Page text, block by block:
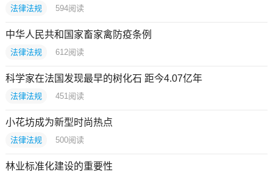
法律法规 594阅读
中华人民共和国家畜家禽防疫条例
法律法规 612阅读
科学家在法国发现最早的树化石 距今4.07亿年
法律法规 451 阅读
小花坊成为新型时尚热点
法律法规 500阅读
林业标准化建设的重要性